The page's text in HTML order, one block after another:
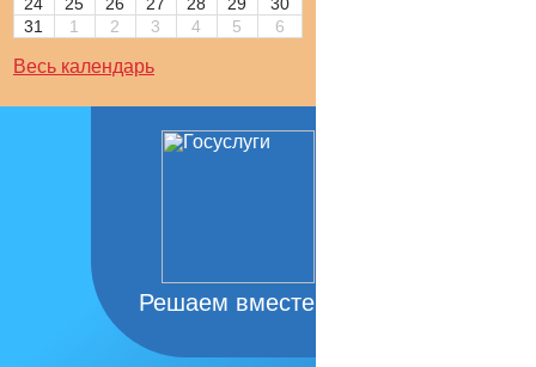
31
1 2 3 4 5 6
Весь календарь
Решаем вместе